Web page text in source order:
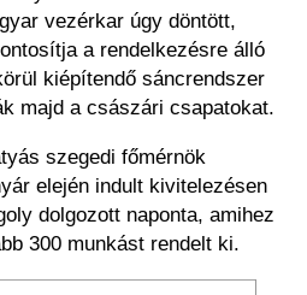
vezérkar úgy döntött,
a rendelkezésre álló
kiépítendő sáncrendszer
majd a császári csapatokat.
szegedi főmérnök
elején indult kivitelezésen
dolgozott naponta, amihez
300 munkást rendelt ki.